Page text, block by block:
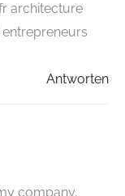
architecture
Antworten
company,